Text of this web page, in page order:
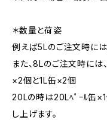
＊数量と荷姿
例えば5Lのご注文時に
また、8Lのご注文時には
×2個と1L缶×2個
20Lの時は20Lﾍﾟｰﾙ缶×1
し上げます。